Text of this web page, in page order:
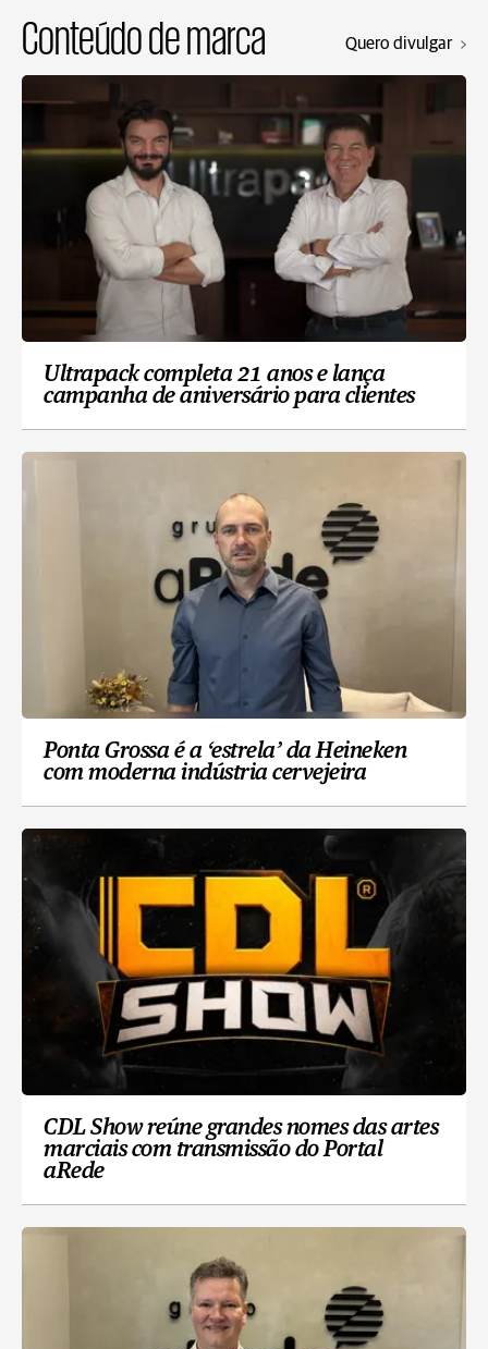
Conteúdo de marca Quero divulgar
Ultrapack completa 21 anos e lança
campanha de aniversário para clientes
Ponta Grossa é a ‘estrela’ da Heineken
com moderna indústria cervejeira
CDL Show reúne grandes nomes das artes
marciais com transmissão do Portal
aRede